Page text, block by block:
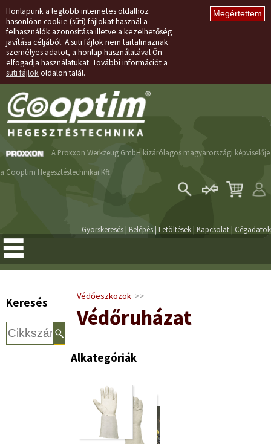
Honlapunk a legtöbb internetes oldalhoz
hasonlóan cookie (süti) fájlokat használ a
felhasználók azonosítása illetve a kezelhetőség
javítása céljából. A süti fájlok nem tartalmaznak
személyes adatot, a honlap használatával Ön
elfogadja használatukat. További információt a
süti fájlok oldalon talál.
A Proxxon Werkzeug GmbH kizárólagos magyarországi képviselője
a Cooptim Hegesztéstechnikai Kft.
Regisztráció
Gyorskeresés | Belépés| Letöltések | Kapcsolat | Cégadatok
Keresés Védőeszközök >>
Védőruházat
Alkategóriák